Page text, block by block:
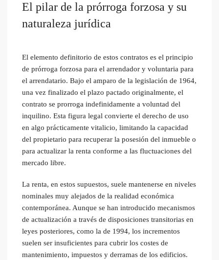
El pilar de la prórroga forzosa y su
naturaleza jurídica
El elemento definitorio de estos contratos es el principio
de prórroga forzosa para el arrendador y voluntaria para
el arrendatario. Bajo el amparo de la legislación de 1964,
una vez finalizado el plazo pactado originalmente, el
contrato se prorroga indefinidamente a voluntad del
inquilino. Esta figura legal convierte el derecho de uso
en algo prácticamente vitalicio, limitando la capacidad
del propietario para recuperar la posesión del inmueble o
para actualizar la renta conforme a las fluctuaciones del
mercado libre.
La renta, en estos supuestos, suele mantenerse en niveles
nominales muy alejados de la realidad económica
contemporánea. Aunque se han introducido mecanismos
de actualización a través de disposiciones transitorias en
leyes posteriores, como la de 1994, los incrementos
suelen ser insuficientes para cubrir los costes de
mantenimiento, impuestos y derramas de los edificios.